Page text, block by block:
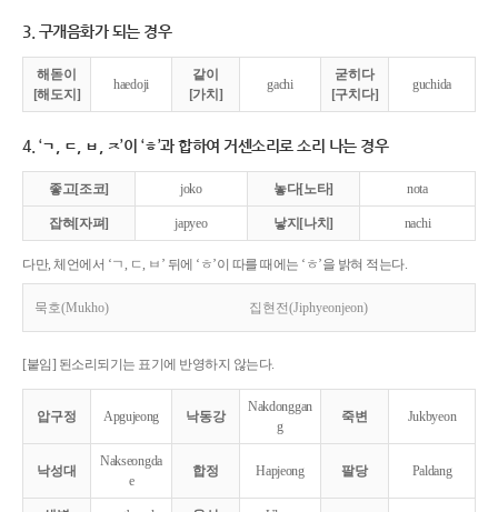
3. 구개음화가 되는 경우
해돋이
[해도지]
haedoji
같이
[가치]
gachi
굳히다
[구치다]
guchida
4. ‘ㄱ, ㄷ, ㅂ, ㅈ’이 ‘ㅎ’과 합하여 거센소리로 소리 나는 경우
좋고[조코] joko 놓다[노타] nota
잡혀[자펴] japyeo 낳지[나치] nachi
다만, 체언에서 ‘ㄱ, ㄷ, ㅂ’ 뒤에 ‘ㅎ’이 따를 때에는 ‘ㅎ’을 밝혀 적는다.
묵호(Mukho) 집현전(Jiphyeonjeon)
[붙임] 된소리되기는 표기에 반영하지 않는다.
압구정 Apgujeong 낙동강
Nakdonggan
g
죽변 Jukbyeon
낙성대
Nakseongda
e
합정 Hapjeong 팔당 Paldang